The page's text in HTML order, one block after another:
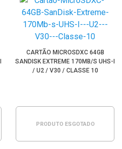
CARTÃO MICROSDXC 64GB
SANDISK EXTREME 170MB/S UHS-I
/ U2 / V30 / CLASSE 10
PRODUTO ESGOTADO